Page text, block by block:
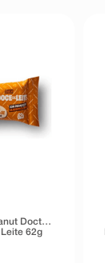
Doctor
62g